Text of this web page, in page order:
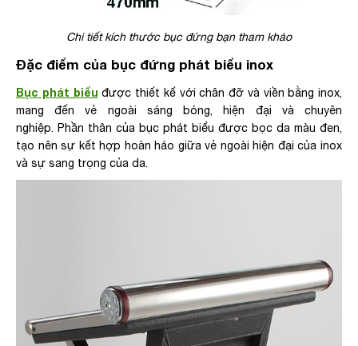
Chi tiết kích thước bục đứng bạn tham khảo
Đặc điểm của bục đứng phát biểu inox
Bục phát biểu được thiết kế với chân đỡ và viền bằng inox,
mang đến vẻ ngoài sáng bóng, hiện đại và chuyên
nghiệp. Phần thân của bục phát biểu được bọc da màu đen,
tạo nên sự kết hợp hoàn hảo giữa vẻ ngoài hiện đại của inox
và sự sang trọng của da.